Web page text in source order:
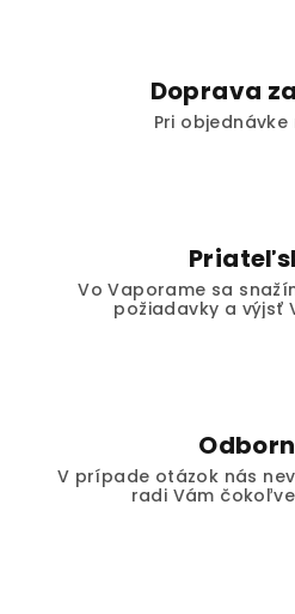
Doprava
Pri
Vo Vaporame sa
požiadavky a výjsť
V prípade otázok nás
radi Vám